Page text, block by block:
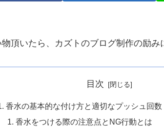
頂いたら、カズトのブログ制作の励
目次
香水の基本的な付け方と適切なプッシュ回数
香水をつける際の注意点とNG行動とは